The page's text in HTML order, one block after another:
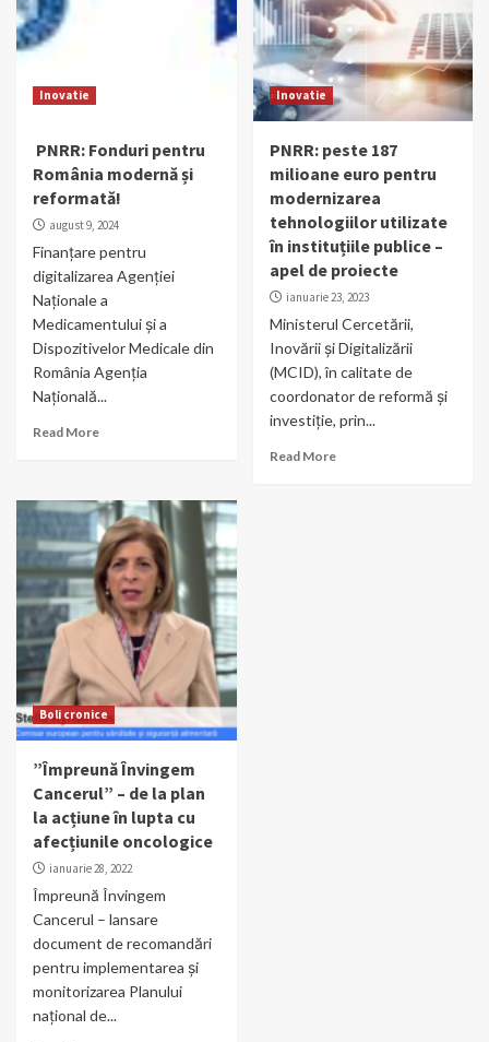
Inovatie
PNRR: Fonduri pentru
România modernă și
reformată!
august 9, 2024
Finanțare pentru
digitalizarea Agenției
Naționale a
Medicamentului și a
Dispozitivelor Medicale din
România Agenția
Națională...
Read More
Inovatie
PNRR: peste 187
milioane euro pentru
modernizarea
tehnologiilor utilizate
în instituțiile publice –
apel de proiecte
ianuarie 23, 2023
Ministerul Cercetării,
Inovării și Digitalizării
(MCID), în calitate de
coordonator de reformă și
investiție, prin...
Read More
Boli cronice
”Împreună Învingem
Cancerul” – de la plan
la acțiune în lupta cu
afecțiunile oncologice
ianuarie 28, 2022
Împreună Învingem
Cancerul – lansare
document de recomandări
pentru implementarea și
monitorizarea Planului
național de...